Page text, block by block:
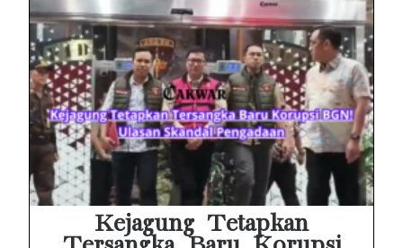
Kejagung Tetapkan